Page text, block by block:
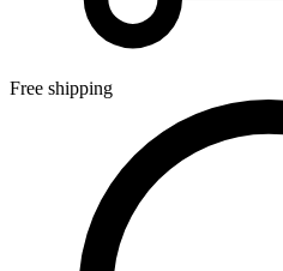
Free shipping